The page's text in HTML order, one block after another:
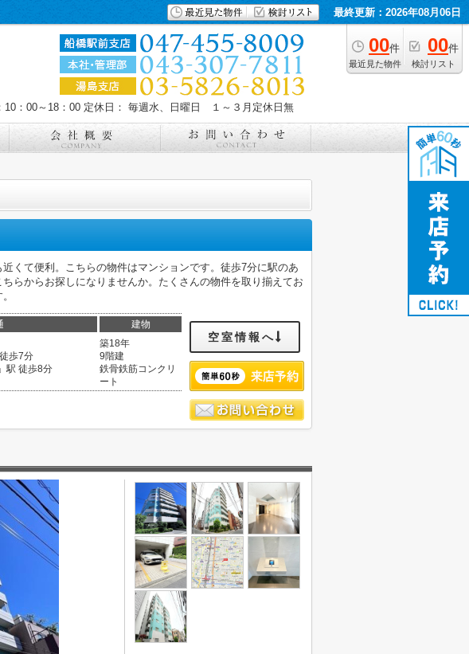
最終更新：2026年08月06日
00件
最近見た物件
00件
検討リスト
10：00～18：00 定休日： 毎週水、日曜日 １～３月定休日無
くて便利。こちらの物件はマンションです。徒歩7分に駅のあ
らからお探しになりませんか。たくさんの物件を取り揃えてお
建物
歩7分
」駅 徒歩8分
築18年
9階建
鉄骨鉄筋コンクリ
ート
空室情報へ